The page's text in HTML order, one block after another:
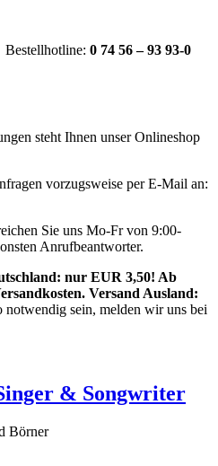
0 74 56 – 93 93-0
steht Ihnen unser Onlineshop
vorzugsweise per E-Mail an:
Sie uns Mo-Fr von 9:00-
Anrufbeantworter.
nur EUR 3,50! Ab
Versand Ausland:
notwendig sein, melden wir uns bei
& Songwriter